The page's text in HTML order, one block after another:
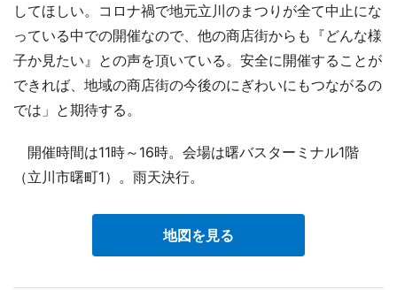
してほしい。コロナ禍で地元立川のまつりが全て中止にな
っている中での開催なので、他の商店街からも『どんな様
子か見たい』との声を頂いている。安全に開催することが
できれば、地域の商店街の今後のにぎわいにもつながるの
では」と期待する。
開催時間は11時～16時。会場は曙バスターミナル1階
（立川市曙町1）。雨天決行。
地図を見る